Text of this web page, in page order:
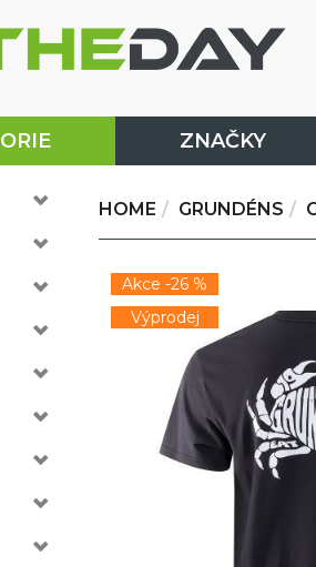
ZNAČKY
HOME GRUNDÉNS
Akce -26 %
Výprodej